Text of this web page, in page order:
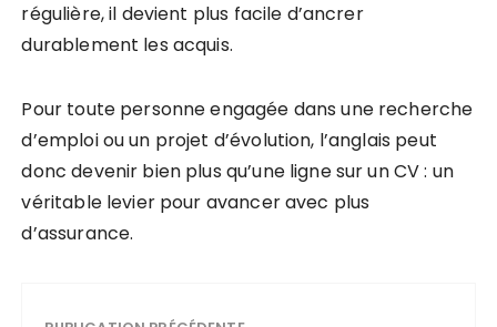
régulière, il devient plus facile d’ancrer
durablement les acquis.
Pour toute personne engagée dans une recherche
d’emploi ou un projet d’évolution, l’anglais peut
donc devenir bien plus qu’une ligne sur un CV : un
véritable levier pour avancer avec plus
d’assurance.